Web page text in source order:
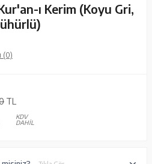
ı Kerim (Koyu Gri,
(0)
TL
KDV
DAHİL